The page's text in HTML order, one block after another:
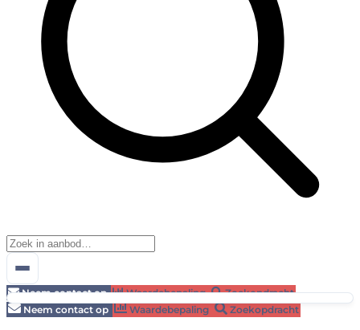
Neem contact op Waardebepaling
Zoekopdracht
Neem contact op
Waardebepaling Zoekopdracht